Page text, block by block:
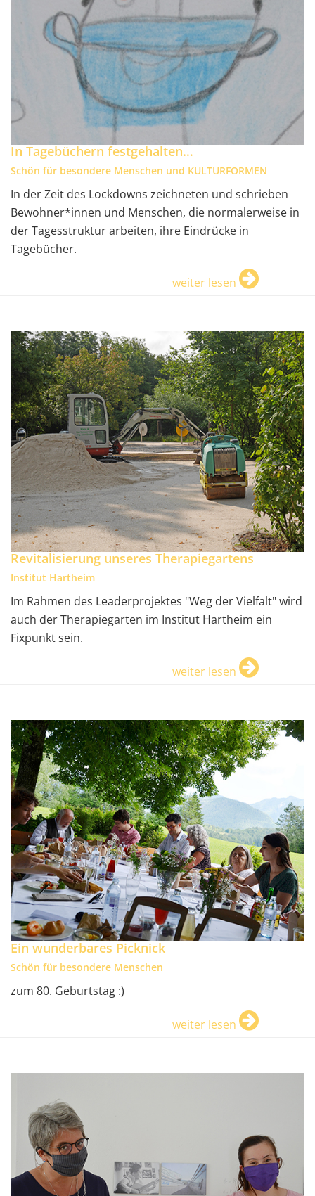
In Tagebüchern festgehalten…
Schön für besondere Menschen und KULTURFORMEN
In der Zeit des Lockdowns zeichneten und schrieben
Bewohner*innen und Menschen, die normalerweise in
der Tagesstruktur arbeiten, ihre Eindrücke in
Tagebücher.
weiter lesen
Revitalisierung unseres Therapiegartens
Institut Hartheim
Im Rahmen des Leaderprojektes "Weg der Vielfalt" wird
auch der Therapiegarten im Institut Hartheim ein
Fixpunkt sein.
weiter lesen
Ein wunderbares Picknick
Schön für besondere Menschen
zum 80. Geburtstag :)
weiter lesen